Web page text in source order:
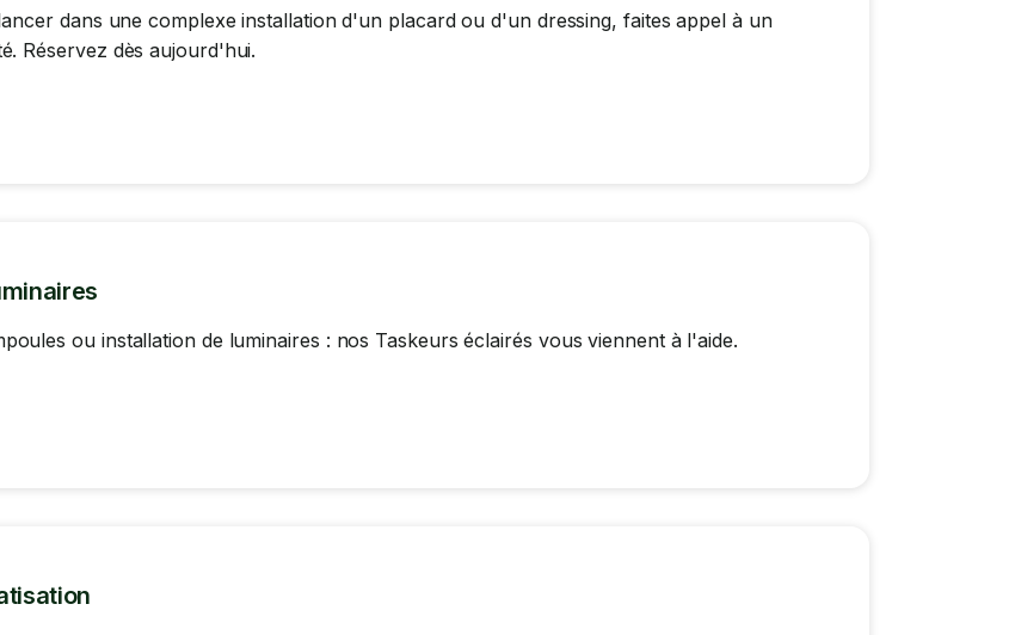
dans une complexe installation d'un placard ou d'un dressing, faites appel à un
Réservez dès aujourd'hui.
ou installation de luminaires : nos Taskeurs éclairés vous viennent à l'aide.